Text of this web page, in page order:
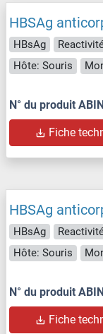
HBSAg
HBsAg
Hôte: Souris
N° du produit
Fiche
HBSAg
HBsAg
Hôte: Souris
N° du produit
Fiche